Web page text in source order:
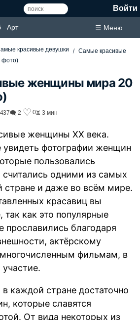
Войти
Арт ☰ Меню
красивые девушки
Самые красивые
фото)
женщины мира 20
🗨 2 ♡ 0⏳ 3 мин
женщины XX века.
фотографии женщин
пользовались
считались одними из самых
стране и даже во всём мире.
красавиц вы
так как это популярные
прославились благодаря
актёрскому
многочисленным фильмам, в
каждой стране достаточно
которые славятся
От вида некоторых из